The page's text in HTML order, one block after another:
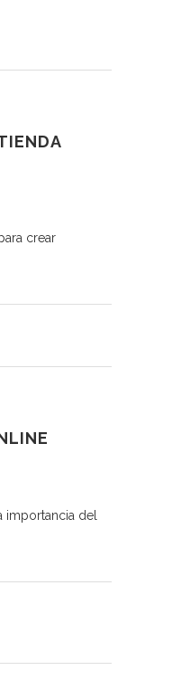
crear
importancia del